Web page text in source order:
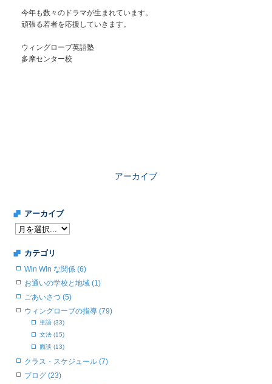
今年も数々のドラマが生まれています。
頑張る若者を応援していきます。
ウィングローブ英語塾
多摩センター校
アーカイブ
アーカイブ
カテゴリ
Win Win な関係 (6)
お通いの学校と地域 (1)
ごあいさつ (5)
ウィングローブの指導 (79)
単語 (33)
文法 (15)
面談 (13)
クラス・スケジュール (7)
ブログ (23)